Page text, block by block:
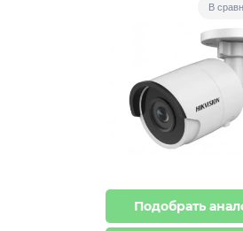
В
Подобрать